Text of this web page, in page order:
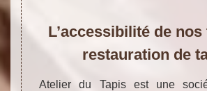
L’accessibilité de
restauration de
Atelier du Tapis est une